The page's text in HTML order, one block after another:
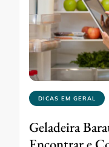
DICAS EM GERAL
Geladeira